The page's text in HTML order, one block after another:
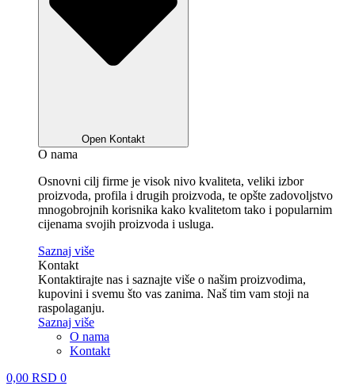
Open Kontakt
O nama
Osnovni cilj firme je visok nivo kvaliteta, veliki izbor
proizvoda, profila i drugih proizvoda, te opšte zadovoljstvo
mnogobrojnih korisnika kako kvalitetom tako i popularnim
cijenama svojih proizvoda i usluga.
Saznaj više
Kontakt
Kontaktirajte nas i saznajte više o našim proizvodima,
kupovini i svemu što vas zanima. Naš tim vam stoji na
raspolaganju.
Saznaj više
O nama
Kontakt
0,00 RSD 0